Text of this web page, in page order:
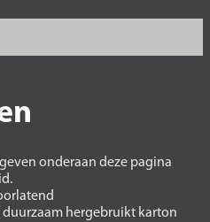
onderaan deze pagina
hergebruikt karton